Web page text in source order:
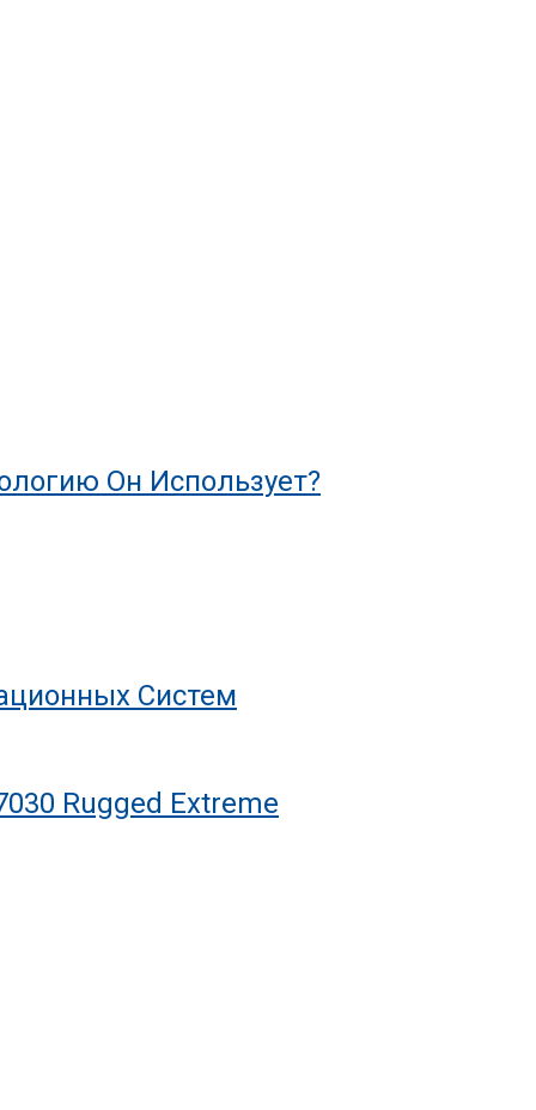
На Десятилетия
Он Использует?
Систем
Rugged Extreme